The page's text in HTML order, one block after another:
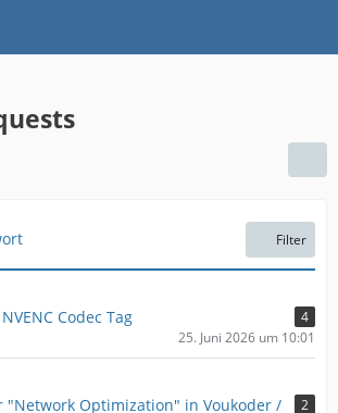
Filter
Codec Tag
4
25. Juni 2026 um 10:01
"Network Optimization" in Voukoder /
2